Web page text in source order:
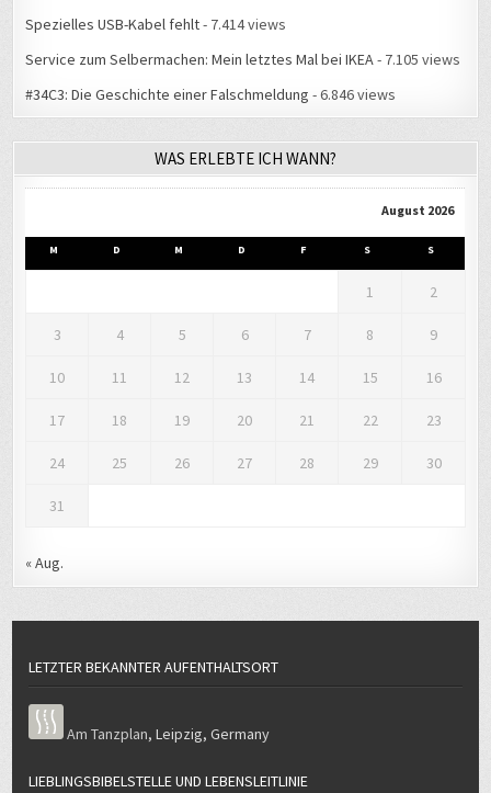
Spezielles USB-Kabel fehlt- 7.414 views
Service zum Selbermachen: Mein letztes Mal bei IKEA- 7.105 views
#34C3: Die Geschichte einer Falschmeldung - 6.846 views
WAS ERLEBTE ICH WANN?
August 2026
M D M D F S S
1 2
3 4 5 6 7 8 9
10 11 12 13 14 15 16
17 18 19 20 21 22 23
24 25 26 27 28 29 30
31
« Aug.
LETZTER BEKANNTER AUFENTHALTSORT
Am Tanzplan,Leipzig,Germany
LIEBLINGSBIBELSTELLE UND LEBENSLEITLINIE